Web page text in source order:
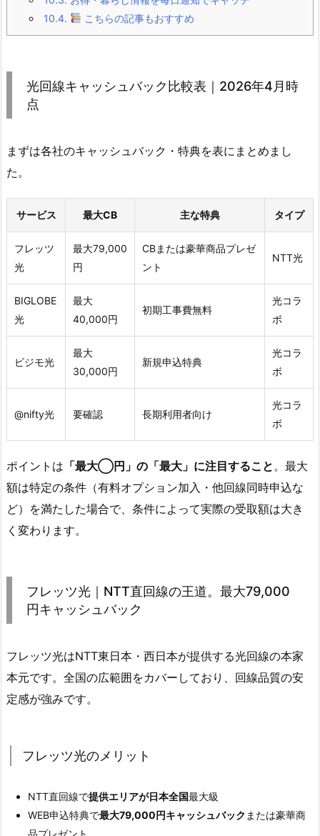
10.4.
こちらの記事もおすすめ
光回線キャッシュバック比較表｜2026年4月時
点
まずは各社のキャッシュバック・特典を表にまとめまし
た。
サービス 最大CB 主な特典 タイプ
フレッツ
光
最大79,000
円
CBまたは豪華商品プレゼ
ント
NTT光
BIGLOBE
光
最大
40,000円
初期工事費無料
光コラ
ボ
ビジモ光
最大
30,000円
新規申込特典
光コラ
ボ
@nifty光 要確認 長期利用者向け
光コラ
ボ
ポイントは 「最大◯円」の「最大」に注目すること。最大
額は特定の条件（有料オプション加入・他回線同時申込な
ど）を満たした場合で、条件によって実際の受取額は大き
く変わります。
フレッツ光｜NTT直回線の王道。最大79,000
円キャッシュバック
フレッツ光はNTT東日本・西日本が提供する光回線の本家
本元です。全国の広範囲をカバーしており、回線品質の安
定感が強みです。
フレッツ光のメリット
NTT直回線で提供エリアが日本全国最大級
WEB申込特典で最大79,000円キャッシュバック または豪華商